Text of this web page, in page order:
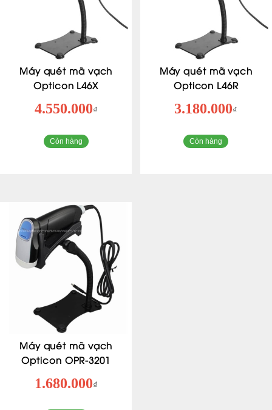
Máy quét mã vạch
Opticon L46X
4.550.000₫
Còn hàng
Máy quét mã vạch
Opticon L46R
3.180.000₫
Còn hàng
Máy quét mã vạch
Opticon OPR-3201
1.680.000₫